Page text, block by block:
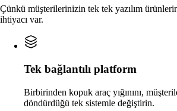
Çünkü müşterilerinizin tek tek yazılım
ihtiyacı var.
Tek bağlantılı platform
Birbirinden kopuk araç yığınını,
döndürdüğü tek sistemle değiştirin.